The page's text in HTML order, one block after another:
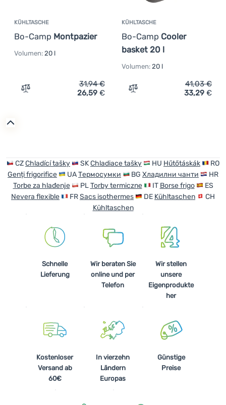
KÜHLTASCHE
Bo-Camp Montpazier
Volumen: 20 l
Zum Vergleich 'Kühltasche Bo-Camp Montpazier'
31,94€
26,59 €
KÜHLTASCHE
Bo-Camp Cooler
basket 20 l
Volumen: 20 l
Zum Vergleich
41,03€
33,29 €
CZChladící tašky SKChladiace tašky HU Hűtőtáskák
RO
Genți frigorifice
UAТермосумки BG Хладилни чанти
HR
Torbe za hlađenje
PLTorby termiczne IT Borse frigo
ES
Nevera flexible
FRSacs isothermes DE Kühltaschen
CH
Kühltaschen
Schnelle
Lieferung
Wir beraten Sie
online und per
Telefon
Wir stellen
unsere
Eigenprodukte
her
Kostenloser
Versand ab
60€
In vierzehn
Ländern
Europas
Günstige
Preise